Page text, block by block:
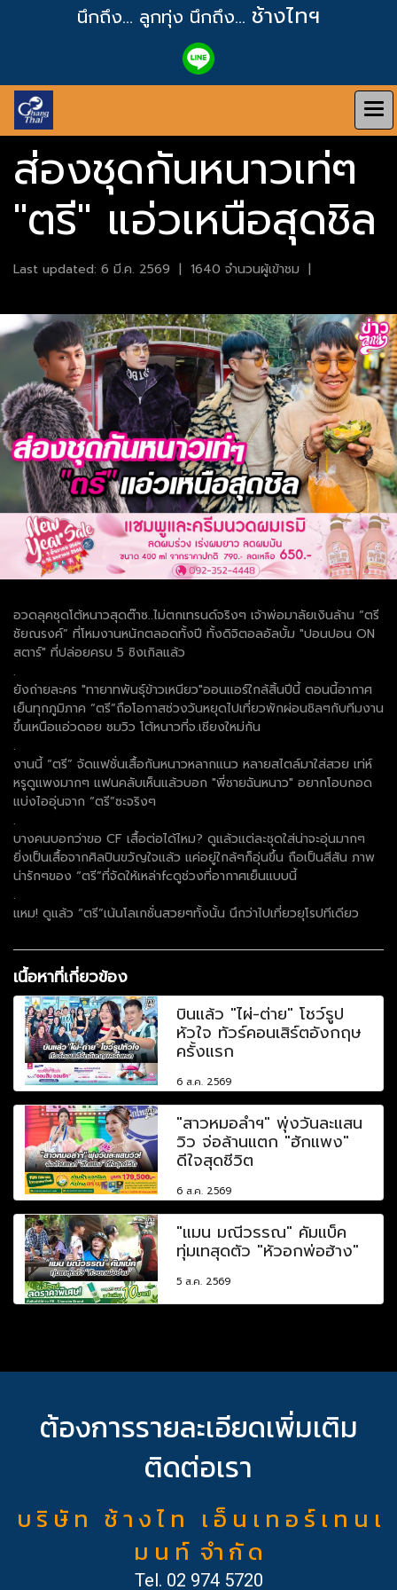
นึกถึง... ลูกทุ่ง นึกถึง... ช้างไทฯ
ส่องชุดกันหนาวเท่ๆ
"ตรี" แอ่วเหนือสุดชิล
Last updated: 6 มี.ค. 2569 | 1640 จำนวนผู้เข้าชม |
อวดลุคชุดโต้หนาวสุดต๊าซ..ไม่ตกเทรนด์จริงๆ เจ้าพ่อมาลัยเงินล้าน “ตรี
ชัยณรงค์” ที่โหมงานหนักตลอดทั้งปี ทั้งดิจิตอลอัลบั้ม "ปอนปอน ON
สตาร์" ที่ปล่อยครบ 5 ซิงเกิลแล้ว
.
ยังถ่ายละคร "ทายาทพันธุ์ข้าวเหนียว"ออนแอร์ใกล้สิ้นปีนี้ ตอนนี้อากาศ
เย็นทุกภูมิภาค “ตรี”ถือโอกาสช่วงวันหยุดไปเที่ยวพักผ่อนชิลๆกับทีมงาน
ขึ้นเหนือแอ่วดอย ชมวิว โต้หนาวที่จ.เชียงใหม่กัน
.
งานนี้ “ตรี” จัดแฟชั่นเสื้อกันหนาวหลากแนว หลายสไตล์มาใส่สวย เท่ห์
หรูดูแพงมากๆ แฟนคลับเห็นแล้วบอก "พี่ชายฉันหนาว" อยากโอบกอด
แบ่งไออุ่นจาก “ตรี”ซะจริงๆ
.
บางคนบอกว่าขอ CF เสื้อต่อได้ไหม? ดูแล้วแต่ละชุดใส่น่าจะอุ่นมากๆ
ยิ่งเป็นเสื้อจากศิลปินขวัญใจแล้ว แค่อยู่ใกล้ๆก็อุ่นขึ้น ถือเป็นสีสัน ภาพ
น่ารักๆของ “ตรี”ที่จัดให้เหล่าfcดูช่วงที่อากาศเย็นแบบนี้
.
แหม! ดูแล้ว “ตรี”เน้นโลเกชั่นสวยๆทั้งนั้น นึกว่าไปเที่ยวยุโรปทีเดียว
เนื้อหาที่เกี่ยวข้อง
บินแล้ว "ไผ่-ต่าย" โชว์รูป
หัวใจ ทัวร์คอนเสิร์ตอังกฤษ
ครั้งแรก
6 ส.ค. 2569
"สาวหมอลำฯ" พุ่งวันละแสน
วิว จ่อล้านแตก "ฮักแพง"
ดีใจสุดชีวิต
6 ส.ค. 2569
"แมน มณีวรรณ" คัมแบ็ค
ทุ่มเทสุดตัว "หัวอกพ่อฮ้าง"
5 ส.ค. 2569
ต้องการรายละเอียดเพิ่มเติม
ติดต่อเรา
บ ริ ษั ท ช้ า ง ไ ท เ อ็ น เ ท อ ร์ เ ท น เ
ม น ท์ จำ กั ด
Tel. 02 974 5720